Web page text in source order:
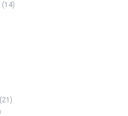
(14)
(21)